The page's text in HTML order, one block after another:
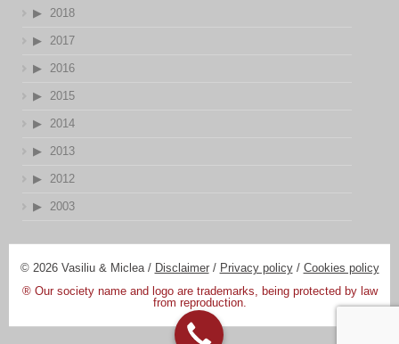
2018
2017
2016
2015
2014
2013
2012
2003
© 2026 Vasiliu & Miclea / Disclaimer/ Privacy policy/ Cookies policy
® Our society name and logo are trademarks, being protected by law
from reproduction.